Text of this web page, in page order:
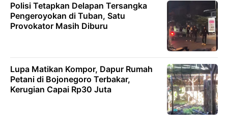
Polisi Tetapkan Delapan Tersangka
Pengeroyokan di Tuban, Satu
Provokator Masih Diburu
Lupa Matikan Kompor, Dapur Rumah
Petani di Bojonegoro Terbakar,
Kerugian Capai Rp30 Juta